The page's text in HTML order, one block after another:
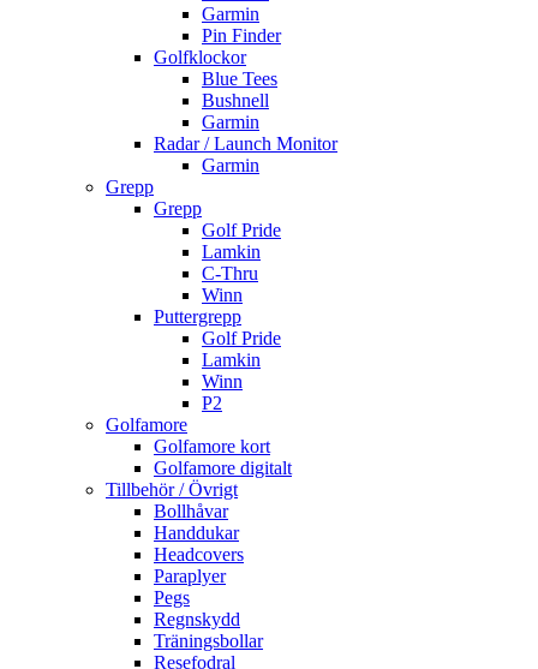
Garmin
Pin Finder
Golfklockor
Blue Tees
Bushnell
Garmin
Radar / Launch Monitor
Garmin
Grepp
Grepp
Golf Pride
Lamkin
C-Thru
Winn
Puttergrepp
Golf Pride
Lamkin
Winn
P2
Golfamore
Golfamore kort
Golfamore digitalt
Tillbehör / Övrigt
Bollhåvar
Handdukar
Headcovers
Paraplyer
Pegs
Regnskydd
Träningsbollar
Resefodral